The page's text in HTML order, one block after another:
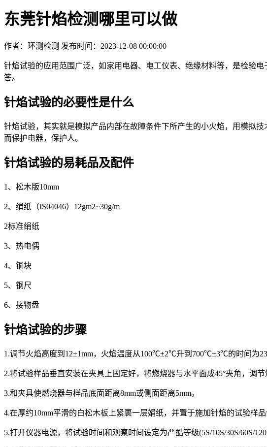
东莞针焰检测哪里可以做
作者：环测检测 发布时间：2023-12-08 00:00:00
针焰试验的应用范围广泛，如家用电器、电工仪表、绝缘材料等，是检验
答。
针焰试验的必要性是什么
针焰试验，其实就是模拟产品内部在故障条件下所产生的小火焰，用模拟
而保护电器，保护人。
针焰试验的易耗品及配件
1、松木版10mm
2、绢纸（IS04046）12gm2~30g/m
2标准绢纸
3、热电偶
4、铜块
5、钢尺
6、接物盘
针焰试验的步骤
1.调节火焰高度到12±1mm，火焰温度从100℃±2℃升到700℃±3℃的时间为
2.将试验样品垂直安装在夹具上固定好，将燃烧器与水平面成45°夹角，调节
3.和夹具使燃烧器与样品底面距离8mm或侧面距离5mm。
4.在厚约10mm平滑的白松木板上紧裹一层娟纸，并置于施加针焰的试验样品
5.打开仪器电源，将试验时间和观察时间设定为严酷等级(5S/10S/30S/60S/